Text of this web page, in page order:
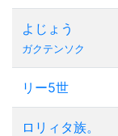
よじょう
ガクテンソク
リー5世
ロリィタ族。